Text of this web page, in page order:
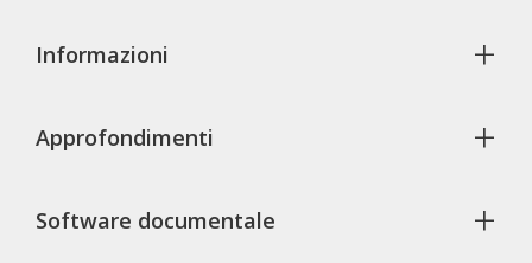
Informazioni +
Approfondimenti +
Software documentale +